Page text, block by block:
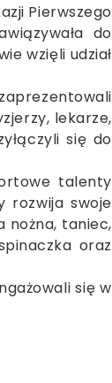
Pierwszego
do
wzięli udział
lekarze,
się do
talenty
rozwija swoje
nożna, taniec,
oraz
się w